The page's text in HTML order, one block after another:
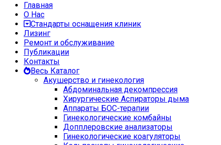
Главная
О Нас
Стандарты оснащения клиник
Лизинг
Ремонт и обслуживание
Публикации
Контакты
Весь Каталог
Акушерство и гинекология
Абдоминальная декомпрессия
Хирургические Аспираторы дыма
Аппараты БОС-терапии
Гинекологические комбайны
Допплеровские анализаторы
Гинекологические коагуляторы